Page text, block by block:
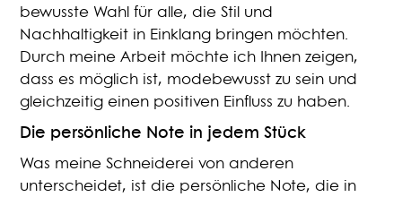
bewusste Wahl für alle, die Stil und
Nachhaltigkeit in Einklang bringen möchten.
Durch meine Arbeit möchte ich Ihnen zeigen,
dass es möglich ist, modebewusst zu sein und
gleichzeitig einen positiven Einfluss zu haben.
Die persönliche Note in jedem Stück
Was meine Schneiderei von anderen
unterscheidet, ist die persönliche Note, die in